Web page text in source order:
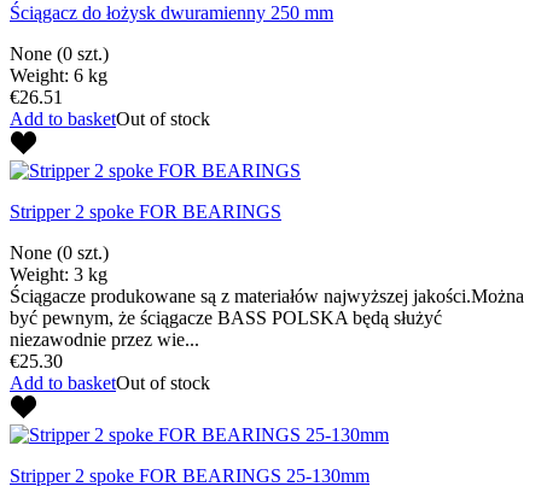
Ściągacz do łożysk dwuramienny 250 mm
None (0 szt.)
Weight: 6 kg
€26.51
Add to basketOut of stock
Stripper 2 spoke FOR BEARINGS
None (0 szt.)
Weight: 3 kg
Ściągacze produkowane są z materiałów najwyższej jakości.Można
być pewnym, że ściągacze BASS POLSKA będą służyć
niezawodnie przez wie...
€25.30
Add to basketOut of stock
Stripper 2 spoke FOR BEARINGS 25-130mm